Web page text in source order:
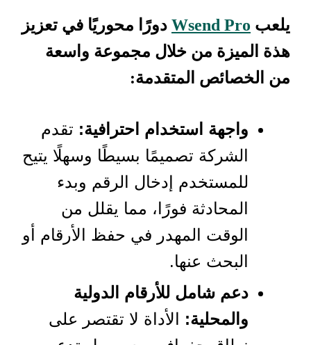
يلعب Wsend Pro دورًا محوريًا في تعزيز
هذة الميزة من خلال مجموعة واسعة
من الخصائص المتقدمة:
واجهة استخدام احترافية: تقدم
الشركة تصميمًا بسيطًا وسهلًا يتيح
للمستخدم إدخال الرقم وبدء
المحادثة فورًا، مما يقلل من
الوقت المهدر في حفظ الأرقام أو
البحث عنها.
دعم شامل للأرقام الدولية
والمحلية: الأداة لا تقتصر على